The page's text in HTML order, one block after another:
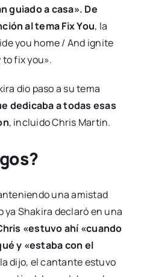
guiado a casa». De
al tema Fix You, la
you home / And ignite
fix you».
dio paso a su tema
dedicaba a todas esas
, incluido Chris Martin.
una amistad
ya Shakira declaró en una
«estuvo ahí «cuando
y «estaba con el
dijo, el cantante estuvo